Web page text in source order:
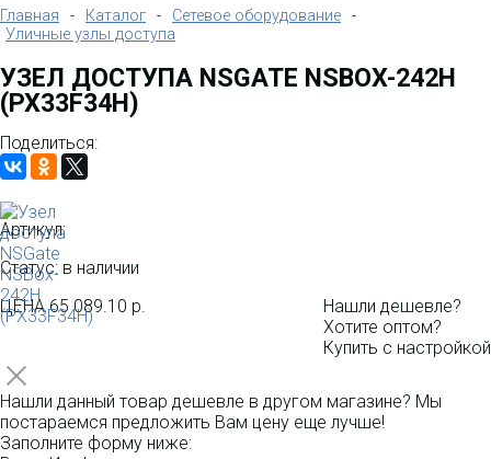
Главная - Каталог - Сетевое оборудование -
Уличные узлы доступа
УЗЕЛ ДОСТУПА NSGATE NSBOX-242H
(PX33F34H)
Поделиться:
Артикул:
Статус: в наличии
ЦЕНА65 089.10 р.
Нашли дешевле?
Хотите оптом?
Купить с настройкой
Нашли данный товар дешевле в другом магазине? Мы
постараемся предложить Вам цену еще лучше!
Заполните форму ниже: